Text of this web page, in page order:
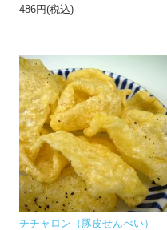
486円(税込)
チチャロン（豚皮せんべい）